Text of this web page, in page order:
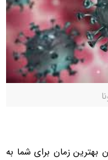
بهترین زمان برای شما به